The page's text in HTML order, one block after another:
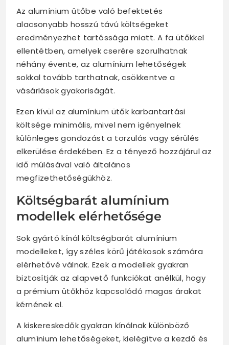
Az alumínium ütőbe való befektetés
alacsonyabb hosszú távú költségeket
eredményezhet tartóssága miatt. A fa ütőkkel
ellentétben, amelyek cserére szorulhatnak
néhány évente, az alumínium lehetőségek
sokkal tovább tarthatnak, csökkentve a
vásárlások gyakoriságát.
Ezen kívül az alumínium ütők karbantartási
költsége minimális, mivel nem igényelnek
különleges gondozást a torzulás vagy sérülés
elkerülése érdekében. Ez a tényező hozzájárul az
idő múlásával való általános
megfizethetőségükhöz.
Költségbarát alumínium
modellek elérhetősége
Sok gyártó kínál költségbarát alumínium
modelleket, így széles körű játékosok számára
elérhetővé válnak. Ezek a modellek gyakran
biztosítják az alapvető funkciókat anélkül, hogy
a prémium ütőkhöz kapcsolódó magas árakat
kérnének el.
A kiskereskedők gyakran kínálnak különböző
alumínium lehetőségeket, kielégítve a kezdő és